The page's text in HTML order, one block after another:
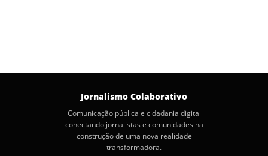
Jornalismo Colaborativo
Comunicação pública e cidadania digital
conectando jornalistas e comunidades na
construção de uma nova realidade
transformadora.